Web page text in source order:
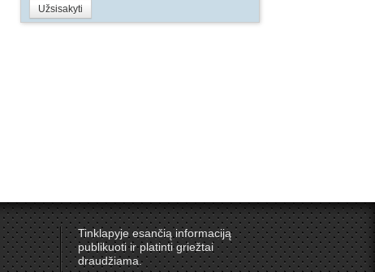
Užsisakyti
Tinklapyje esančią informaciją
publikuoti ir platinti griežtai
draudžiama.